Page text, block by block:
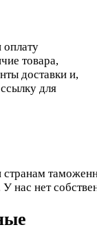
товара,
доставки и,
для
странам
нас нет